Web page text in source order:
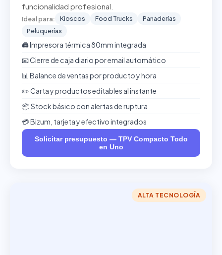
funcionalidad profesional.
Ideal para: Kioscos Food Trucks
Panaderías
Peluquerías
🖨️ Impresora térmica 80mm integrada
📧 Cierre de caja diario por email automático
📊 Balance de ventas por producto y hora
✏️ Carta y productos editables al instante
📦 Stock básico con alertas de ruptura
💳 Bizum, tarjeta y efectivo integrados
Solicitar presupuesto — TPV Compacto Todo
en Uno
ALTA TECNOLOGÍA